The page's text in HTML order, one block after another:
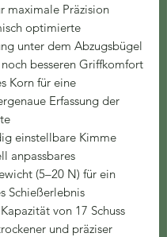
maximale Präzision
optimierte
unter dem Abzugsbügel
besseren Griffkomfort
Korn für eine
Erfassung der
einstellbare Kimme
anpassbares
(5–20 N) für ein
Schießerlebnis
von 17 Schuss
und präziser